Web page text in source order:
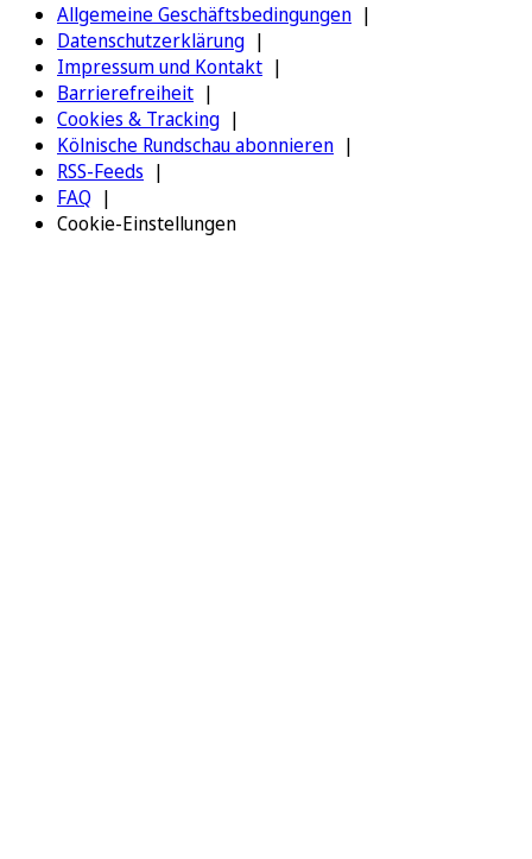
Allgemeine Geschäftsbedingungen
Datenschutzerklärung
Impressum und Kontakt
Barrierefreiheit
Cookies & Tracking
Kölnische Rundschau abonnieren
RSS-Feeds
FAQ
Cookie-Einstellungen